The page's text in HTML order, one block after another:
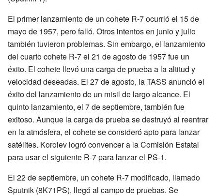
El primer lanzamiento de un cohete R-7 ocurrió el 15 de
mayo de 1957, pero falló. Otros intentos en junio y julio
también tuvieron problemas. Sin embargo, el lanzamiento
del cuarto cohete R-7 el 21 de agosto de 1957 fue un
éxito. El cohete llevó una carga de prueba a la altitud y
velocidad deseadas. El 27 de agosto, la TASS anunció el
éxito del lanzamiento de un misil de largo alcance. El
quinto lanzamiento, el 7 de septiembre, también fue
exitoso. Aunque la carga de prueba se destruyó al reentrar
en la atmósfera, el cohete se consideró apto para lanzar
satélites. Korolev logró convencer a la Comisión Estatal
para usar el siguiente R-7 para lanzar el PS-1.
El 22 de septiembre, un cohete R-7 modificado, llamado
Sputnik (8K71PS), llegó al campo de pruebas. Se